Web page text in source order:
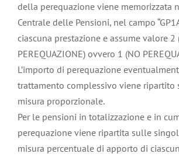
della perequazione viene memorizzata
Centrale delle Pensioni, nel campo
ciascuna prestazione e assume valore 2
PEREQUAZIONE) ovvero 1 (NO
L’importo di perequazione
trattamento complessivo viene ripartito
misura proporzionale.
Per le pensioni in totalizzazione e in
perequazione viene ripartita sulle
misura percentuale di apporto di